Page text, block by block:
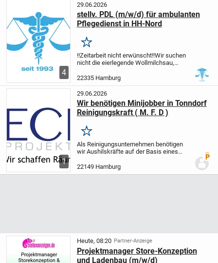
4
29.06.2026
stellv. PDL (m/w/d) für ambulanten
Pflegedienst in HH-Nord
Merken
!!Zeitarbeit nicht erwünscht!!Wir suchen
nicht die eierlegende Wollmilchsau,
zuverlässige Person, mit einer
examinierten Pflegeausbildung und der
abgeschlossenen...
22335 Hamburg
1
29.06.2026
Wir benötigen Minijobber in Tonndorf
Reinigungskraft ( M. F. D )
Merken
Als Reinigungsunternehmen benötigen
wir Aushilskräfte auf der Basis eines
Treppenhäuser in Tonndorf,
Wandsbek,Rahlstedt,.Jemfeld.Interesse
22149 Hamburg
Heute, 08:20 Partner-Anzeige
Projektmanager Store-Konzeption
und Ladenbau (m/w/d)